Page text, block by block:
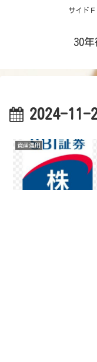
サイド
30
2024-11-
資産運用